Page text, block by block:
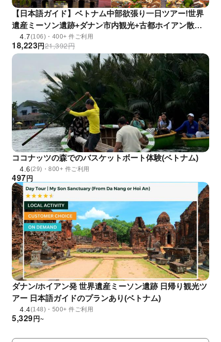
【日本語ガイド】ベトナム中部欲張り一日ツアー!世界
遺産ミーソン遺跡+ダナン市内観光+古都ホイアン散策
+灯篭流し体験 <ダナン/ホイアン発・指定ホテル送迎・
昼&夕食付き>
4.7(106)・400+ 件ご利用
円
18,223 円
21,392
ココナッツの森でのバスケットボート体験(ベトナム)
4.6(29)・800+ 件ご利用
円
497
ダナン/ホイアン発 世界遺産ミーソン遺跡 日帰り観光ツ
アー 日本語ガイドのプランあり(ベトナム)
4.4(148)・500+ 件ご利用
円
5,329 ~